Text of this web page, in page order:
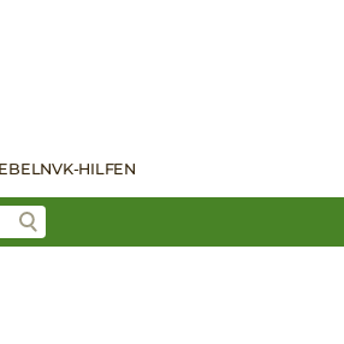
VK-HILFEN